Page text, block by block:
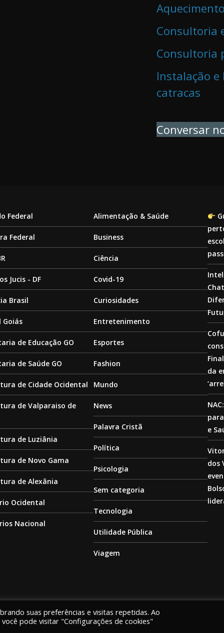
Consultoria
Consultoria
Instalação
catracas
Conversar
Federal
Federal
Jucis - DF
Brasil
Goiás
de Educação GO
de Saúde GO
de Cidade Ocidental
de Valparaiso de
de Luziânia
de Novo Gama
de Alexânia
Ocidental
Nacional
Alimentação & Saúde
Business
Ciência
Covid-19
Curiosidades
Entretenimento
Esportes
Fashion
Mundo
News
Palavra Cristã
Política
Psicologia
Sem categoria
Tecnologia
Utilidade Pública
Viagem
da
e
dos
suas preferências e visitas repetidas. Ao
pode visitar "Configurações de cookies"